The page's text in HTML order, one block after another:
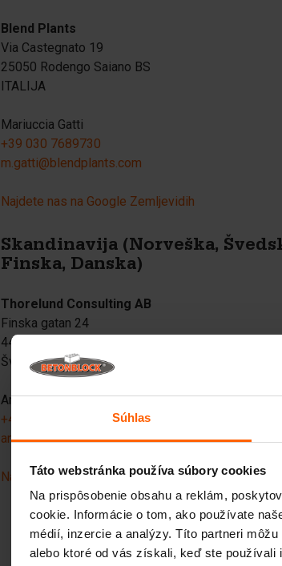
Súhlas
Táto webstránka používa súbory cookies
Na prispôsobenie obsahu a reklám,
cookie. Informácie o tom, ako používate
médií, inzercie a analýzy. Títo partneri
alebo ktoré od vás získali, keď ste používali
Blend Plants
Via Castegnato 19
25050 Rodengo Saiano BS
ITALIJA
Mariuccia Gatti
+39 030 7689730
m.gatti@blendplants.com
Najdete nas na Google Zemljevidih
Skandinavija (Norveška,
Finska, Danska)
Thorelund Consulting AB
Finska gatan 24
441 56 Alingsås
Švedska
Andreas Thorelund
+46 736 25 99 17
andreas@betonblock.com
Najdete nas na Google Zemljevidih